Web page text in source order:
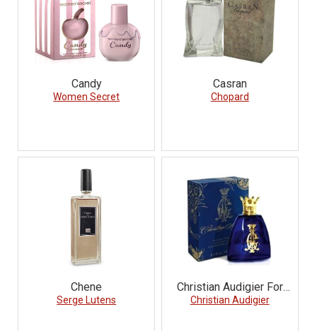
Candy
Women Secret
Casran
Chopard
Chene
Serge Lutens
Christian Audigier For
Him
Christian Audigier